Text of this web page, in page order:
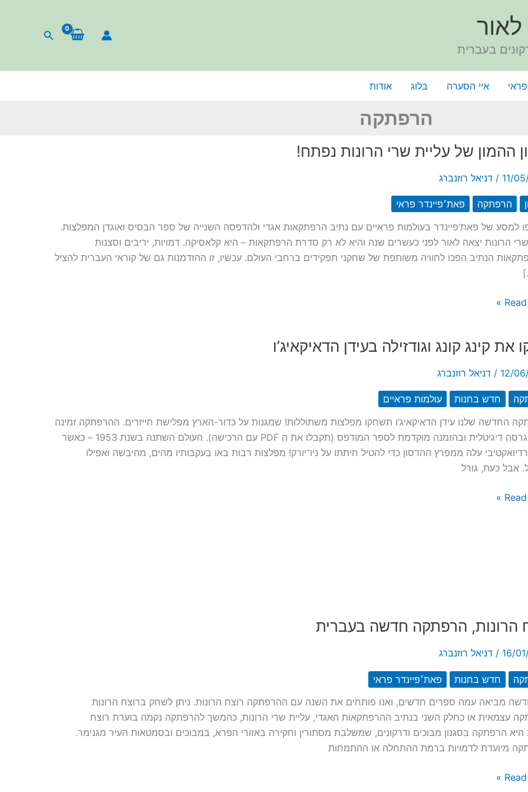
בעברית
חיפוש
איי הסערה בלוג אודות
הרפתקה
ההמון של עליית שרי הרונות נפתח!
11/
/ דניאל רוזנברג
הרפתקה
פאת׳פיינדר פראי
למסע של פאת’פיינדר בעולמות פראיים עם נתיב הרפתקאות אגדי ולהדפסה השנייה של ספר הבסיס ואוגדן המפלצות.
הרונות יצאה לאור לפני כעשרים שנה והיא לא רק סדרת הרפתקאות – היא קלאסיקה. דמויות, יריבים וסצנות
הנתיב הפכו לחוויה משותפת של שחקני תפקידים ברחבי העולם. עכשיו, זו ההזדמנות גם של קוראי העברית להציל
Read
את קינג קונג וגודזילה בעידן הדאיקאיג’ו
12/
/ דניאל רוזנברג
חדש בחנות
עולמות פראיים
החדשה שלנו עידן הדאיקאיג’ו תשחקו מפלצות משתוללות! שמגנות על כדור-הארץ מפלישת חייזרים. ההרפתקה זמינה
כעת בגרסה דיגיטלית ובהזמנה מוקדמת לספר המודפס (תקבלו את ה PDF עם הרכישה). העולם השתנה בשנת 1953 – כאשר
עלה ממפרץ ההדסון כדי להטיל חיתתו על ניו־יורק! מפלצות רבות באו בעקבותיו מהים, מהיבשה ואפילו
אבל כעת, גורל
Read
הרונות, הרפתקה חדשה בעברית
16/
/ דניאל רוזנברג
חדש בחנות
פאת׳פיינדר פראי
מביאה עמה ספרים חדשים, ואנו פותחים את השנה עם ההרפתקה רוצח הרונות. ניתן לשחק ברוצח הרונות
עצמאית או כחלק השני בנתיב ההרפתקאות האגדי, עליית שרי הרונות, כהמשך להרפתקה נקמה בוערת רוצח
היא הרפתקה בסגנון מבוכים ודרקונים, שמשלבת מסתורין וחקירה באזורי הפרא, במבוכים ובסמטאות העיר מגנימר.
מיועדת לדמויות ברמת ההתחלה או ההתמחות
Read